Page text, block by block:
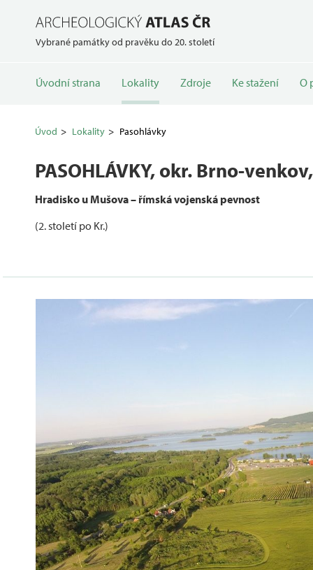
Vybrané památky od pravěku do 20. století
Úvodní strana Lokality Zdroje Ke stažení O
Úvod Lokality Pasohlávky
PASOHLÁVKY, okr. Brno-
Hradisko u Mušova – římská vojenská pevnost
(2. století po Kr.)